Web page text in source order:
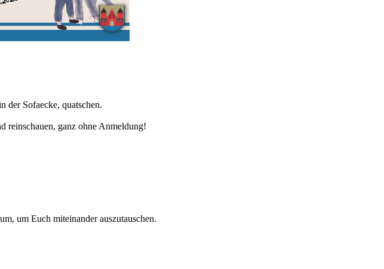
der Sofaecke, quatschen.
reinschauen, ganz ohne Anmeldung!
um Euch miteinander auszutauschen.